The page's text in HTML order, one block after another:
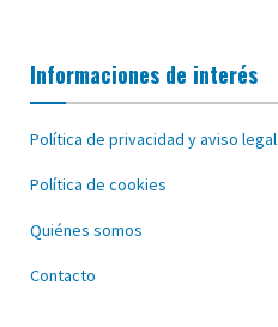
Informaciones de interés
Política de privacidad y aviso legal
Política de cookies
Quiénes somos
Contacto